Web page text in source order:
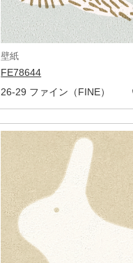
壁紙
FE78644
26-29 ファイン（FINE）